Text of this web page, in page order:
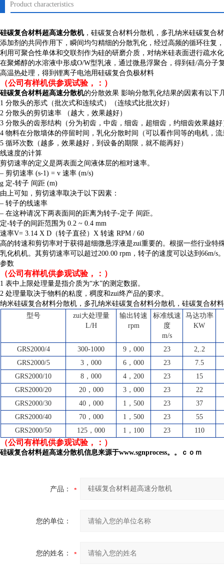
Product characteristics
硅碳复合材料超高速分散机，硅碳复合材料分散机，多孔纳米硅碳复合
添加剂的共同作用下，瞬间均匀精细的分散乳化，经过高频的循环往复
利用可聚合性单体和交联剂作为硅的研磨介质，对纳米硅表面进行疏水
在聚烯醇的水溶液中形成O/W型乳液，通过微悬浮聚合，得到硅/高分
高温热处理，得到锂离子电池用硅碳复合负极材料
（公司有样机供参观试验，：）
硅碳复合材料超高速分散机的分散效果 影响分散乳化结果的因素有以下
1 分散头的形式（批次式和连续式）（连续式比批次好）
2 分散头的剪切速率 （越大，效果越好）
3 分散头的齿形结构（分为初齿，中齿，细齿，超细齿，约细齿效果越好
4 物料在分散墙体的停留时间，乳化分散时间（可以看作同等的电机，
5 循环次数（越多，效果越好，到设备的期限，就不能再好）
线速度的计算
剪切速率的定义是两表面之间液体层的相对速率。
– 剪切速率 (s-1) = v 速率 (m/s)
g 定-转子 间距 (m)
由上可知，剪切速率取决于以下因素：
– 转子的线速率
– 在这种请况下两表面间的距离为转子-定子 间距。
定-转子的间距范围为 0.2 ~ 0.4 mm
速率V= 3.14 X D（转子直径）X 转速 RPM / 60
高的转速和剪切率对于获得超细微悬浮液是zui重要的。根据一些行业特
乳化机机。其剪切速率可以超过200.00 rpm，转子的速度可以达到66m/s
参数
（公司有样机供参观试验，：）
1 表中上限处理量是指介质为“水”的测定数据。
2 处理量取决于物料的粘度，稠度和zui终产品的要求。
纳米硅碳复合材料分散机，多孔纳米硅碳复合材料分散机，硅碳复合材
型号
zui大处理量
L/H
输出转速
rpm
标准线速
度
m/s
马达功率
KW
GRS2000/4 300-1000 9 ，000 23
2,.2
GRS2000/5
3 ，000 6 ，000 23
7.5
GRS2000/10
8 ，000 4 ，200 23
15
GRS2000/20
20，000 3 ，000 23
22
GRS2000/30
40，000 1 ，500 23
37
GRS2000/40
70，000 1 ，500 23
55
GRS2000/50
125 ，000 1 ，100 23 110
（公司有样机供参观试验，：）
硅碳复合材料超高速分散机信息来源于www.sgnprocess。。ｃｏｍ
产品：
您的单位：
您的姓名：